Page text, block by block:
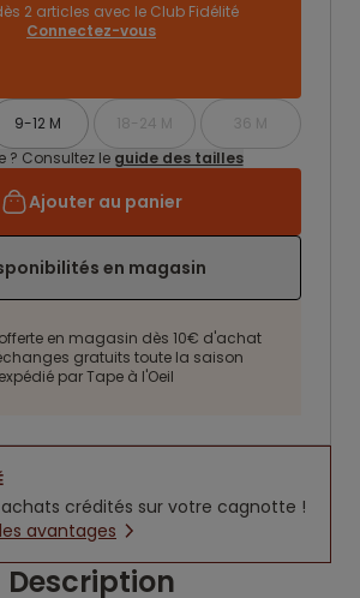
2 articles avec le Club Fidélité
Connectez-vous
9-12 M 18-24 M
36 M
? Consultez le guide des tailles
Ajouter au panier
en magasin
en magasin dès 10€ d'achat
gratuits toute la saison
par Tape à l'Oeil
achats crédités sur votre cagnotte !
avantages
Description